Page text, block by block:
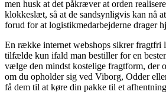
men husk at det påkræver at orden
klokkeslæt, så at de sandsynligvis kan nå
forud for at logistikmedarbejderne drager
En række internet webshops sikrer fragtfri
tilfælde kun ifald man bestiller for en
vælge den mindst kostelige fragtform, der
om du opholder sig ved Viborg, Odder
få dem til at køre din pakke til et